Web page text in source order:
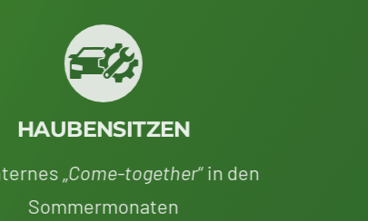
HAUBENSITZEN
„Come-together“ in den
Sommermonaten